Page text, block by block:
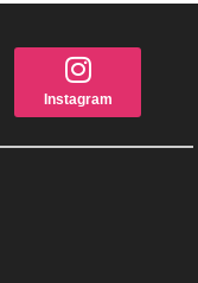
Instagram